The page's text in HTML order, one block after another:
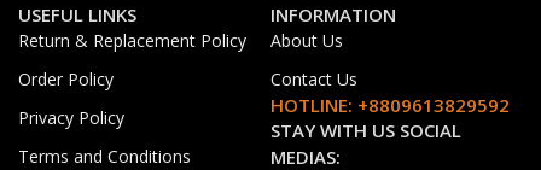
USEFUL LINKS
Return & Replacement Policy
Order Policy
Privacy Policy
Terms and Conditions
INFORMATION
About Us
Contact Us
HOTLINE: +8809613829592
STAY WITH US SOCIAL
MEDIAS: